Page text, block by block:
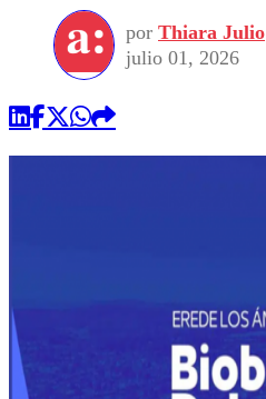
por Thiara Julio
julio 01, 2026